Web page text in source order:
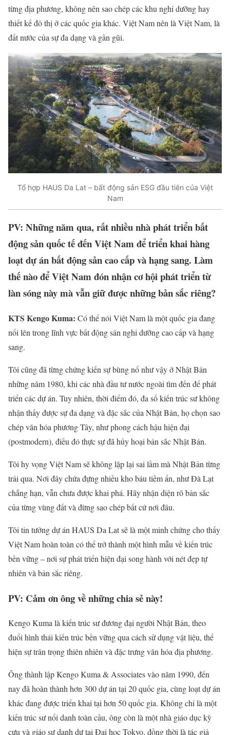
từng địa phương, không nên sao chép các khu nghỉ dưỡng hay
thiết kế đô thị ở các quốc gia khác. Việt Nam nên là Việt Nam, là
đất nước của sự đa dạng và gần gũi.
Tổ hợp HAUS Da Lat – bất động sản ESG đầu tiên của Việt
Nam
PV: Những năm qua, rất nhiều nhà phát triển bất
động sản quốc tế đến Việt Nam để triển khai hàng
loạt dự án bất động sản cao cấp và hạng sang. Làm
thế nào để Việt Nam đón nhận cơ hội phát triển từ
làn sóng này mà vẫn giữ được những bản sắc riêng?
KTS Kengo Kuma: Có thể nói Việt Nam là một quốc gia đang
nổi lên trong lĩnh vực bất động sản nghỉ dưỡng cao cấp và hạng
sang.
Tôi cũng đã từng chứng kiến sự bùng nổ như vậy ở Nhật Bản
những năm 1980, khi các nhà đầu tư nước ngoài tìm đến để phát
triển các dự án. Tuy nhiên, thời điểm đó, đa số kiến trúc sư không
nhận thấy được sự đa dạng và đặc sắc của Nhật Bản, họ chọn sao
chép văn hóa phương Tây, như phong cách hậu hiện đại
(postmodern), điều đó thực sự đã hủy hoại bản sắc Nhật Bản.
Tôi hy vọng Việt Nam sẽ không lặp lại sai lầm mà Nhật Bản từng
trải qua. Nơi đây chứa đựng nhiều kho báu tiềm ẩn, như Đà Lạt
chẳng hạn, vẫn chưa được khai phá. Hãy nhận diện rõ bản sắc
của từng vùng đất và đừng sao chép bất cứ nơi đâu.
Tôi tin tưởng dự án HAUS Da Lat sẽ là một minh chứng cho thấy
Việt Nam hoàn toàn có thể trở thành một hình mẫu về kiến trúc
bền vững – nơi sự phát triển hiện đại song hành với nét đẹp tự
nhiên và bản sắc riêng.
PV: Cảm ơn ông về những chia sẻ này!
Kengo Kuma là kiến trúc sư đương đại người Nhật Bản, theo
đuổi hình thái kiến trúc bền vững qua cách sử dụng vật liệu, thể
hiện sự trân trọng thiên nhiên và đặc trưng văn hóa địa phương.
Ông thành lập Kengo Kuma & Associates vào năm 1990, đến
nay đã hoàn thành hơn 300 dự án tại 20 quốc gia, cùng loạt dự án
khác đang được triển khai tại hơn 50 quốc gia. Không chỉ là một
kiến trúc sư nổi danh toàn cầu, ông còn là một nhà giáo dục kỳ
cựu và giáo sư danh dự tại Đại học Tokyo, đồng thời là tác giả